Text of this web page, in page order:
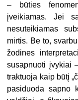
– būties
įveikiamas. Jei
nesuteikiamas
mirtis. Be to,
žodines
susapnuoti įvykiai
traktuoja kaip būtį
pasiduoda sapno